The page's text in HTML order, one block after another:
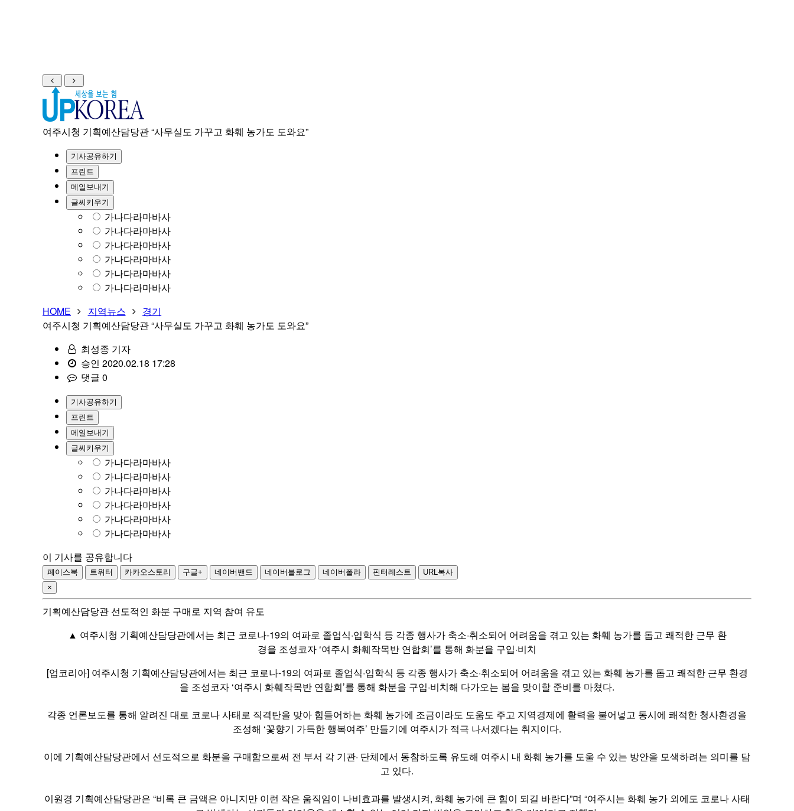
전
음
여주시청 기획예산담당관 “사무실도 가꾸고 화훼 농가도 도와요”
기사공유하기
프린트
메일보내기
글씨키우기
가나다라마바사
가나다라마바사
가나다라마바사
가나다라마바사
가나다라마바사
가나다라마바사
HOME
지역뉴스
경기
여주시청 기획예산담당관 “사무실도 가꾸고 화훼 농가도 도와요”
최성종 기자
승인 2020.02.18 17:28
댓글 0
기사공유하기
프린트
메일보내기
글씨키우기
가나다라마바사
가나다라마바사
가나다라마바사
가나다라마바사
가나다라마바사
가나다라마바사
이 기사를 공유합니다
페이스북 트위터 카카오스토리 구글+ 네이버밴드 네이버블로그 네이버폴라 핀터레스트
URL복사
×
기획예산담당관 선도적인 화분 구매로 지역 참여 유도
▲ 여주시청 기획예산담당관에서는 최근 코로나-19의 여파로 졸업식·입학식 등 각종 행사가 축소·취소되어 어려움을 겪고 있는 화훼 농가를 돕고 쾌적한 근무 환
경을 조성코자 ‘여주시 화훼작목반 연합회’를 통해 화분을 구입·비치
[업코리아] 여주시청 기획예산담당관에서는 최근 코로나-19의 여파로 졸업식·입학식 등 각종 행사가 축소·취소되어 어려움을 겪고 있는 화훼 농가를 돕고 쾌적한 근무 환경
을 조성코자 ‘여주시 화훼작목반 연합회’를 통해 화분을 구입·비치해 다가오는 봄을 맞이할 준비를 마쳤다.
각종 언론보도를 통해 알려진 대로 코로나 사태로 직격탄을 맞아 힘들어하는 화훼 농가에 조금이라도 도움도 주고 지역경제에 활력을 불어넣고 동시에 쾌적한 청사환경을
조성해 ‘꽃향기 가득한 행복여주’ 만들기에 여주시가 적극 나서겠다는 취지이다.
이에 기획예산담당관에서 선도적으로 화분을 구매함으로써 전 부서 각 기관· 단체에서 동참하도록 유도해 여주시 내 화훼 농가를 도울 수 있는 방안을 모색하려는 의미를 담
고 있다.
이원경 기획예산담당관은 “비록 큰 금액은 아니지만 이런 작은 움직임이 나비효과를 발생시켜, 화훼 농가에 큰 힘이 되길 바란다”며 “여주시는 화훼 농가 외에도 코로나 사태